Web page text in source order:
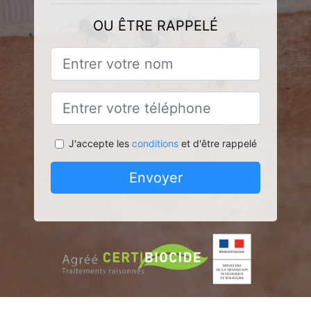
OU ÊTRE RAPPELÉ
J'accepte les conditionset d'être rappelé
Envoyer